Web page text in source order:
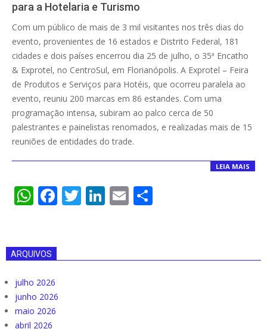
para a Hotelaria e Turismo
Com um público de mais de 3 mil visitantes nos três dias do
evento, provenientes de 16 estados e Distrito Federal, 181
cidades e dois países encerrou dia 25 de julho, o 35ª Encatho
& Exprotel, no CentroSul, em Florianópolis. A Exprotel – Feira
de Produtos e Serviços para Hotéis, que ocorreu paralela ao
evento, reuniu 200 marcas em 86 estandes. Com uma
programação intensa, subiram ao palco cerca de 50
palestrantes e painelistas renomados, e realizadas mais de 15
reuniões de entidades do trade.
LEIA MAIS
WhatsApp
Facebook
Twitter
LinkedIn
Email
ARQUIVOS
julho 2026
junho 2026
maio 2026
abril 2026